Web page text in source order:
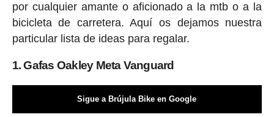
por cualquier amante o aficionado a la mtb o a la
bicicleta de carretera. Aquí os dejamos nuestra
particular lista de ideas para regalar.
1. Gafas Oakley Meta Vanguard
Sigue a Brújula Bike en Google